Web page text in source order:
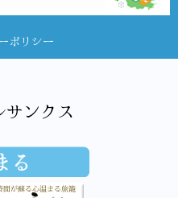
ポリシー
サンクス